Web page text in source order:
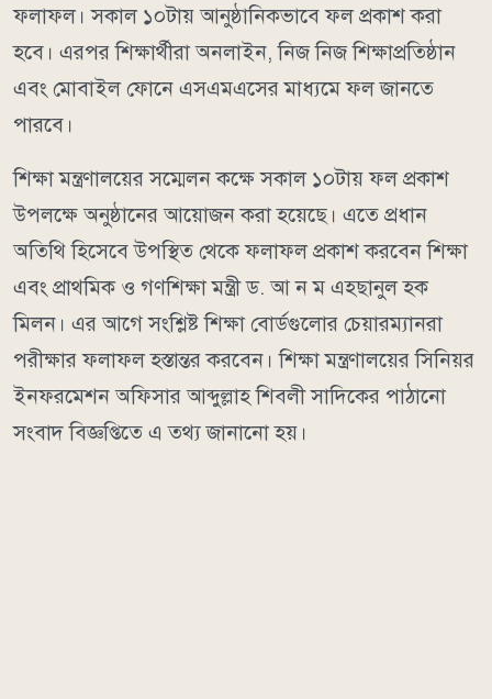
ফলাফল। সকাল ১০টায় আনুষ্ঠানিকভাবে ফল প্রকাশ করা
হবে। এরপর শিক্ষার্থীরা অনলাইন, নিজ নিজ শিক্ষাপ্রতিষ্ঠান
এবং মোবাইল ফোনে এসএমএসের মাধ্যমে ফল জানতে
পারবে।
শিক্ষা মন্ত্রণালয়ের সম্মেলন কক্ষে সকাল ১০টায় ফল প্রকাশ
উপলক্ষে অনুষ্ঠানের আয়োজন করা হয়েছে। এতে প্রধান
অতিথি হিসেবে উপস্থিত থেকে ফলাফল প্রকাশ করবেন শিক্ষা
এবং প্রাথমিক ও গণশিক্ষা মন্ত্রী ড. আ ন ম এহছানুল হক
মিলন। এর আগে সংশ্লিষ্ট শিক্ষা বোর্ডগুলোর চেয়ারম্যানরা
পরীক্ষার ফলাফল হস্তান্তর করবেন। শিক্ষা মন্ত্রণালয়ের সিনিয়র
ইনফরমেশন অফিসার আব্দুল্লাহ শিবলী সাদিকের পাঠানো
সংবাদ বিজ্ঞপ্তিতে এ তথ্য জানানো হয়।